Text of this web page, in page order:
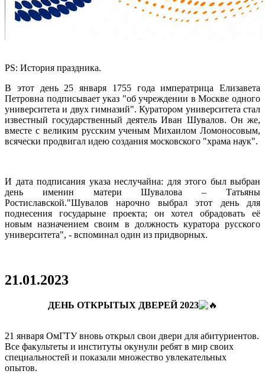
PS: История праздника.
В этот день 25 января 1755 года императрица Елизавета
Петровна подписывает указ "об учреждении в Москве одного
университета и двух гимназий". Куратором университета стал
известный государственный деятель Иван Шувалов. Он же,
вместе с великим русским ученым Михаилом Ломоносовым,
всячески продвигал идею создания московского "храма наук".
И дата подписания указа неслучайна: для этого был выбран
день именин матери Шувалова – Татьяны
Ростиславской."Шувалов нарочно выбрал этот день для
поднесения государыне проекта; он хотел обрадовать её
новым назначением своим в должность куратора русского
университета", - вспоминал один из придворных.
21.01.2023
ДЕНЬ ОТКРЫТЫХ ДВЕРЕЙ 2023
21 января ОмГТУ вновь открыл свои двери для абитуриентов.
Все факультеты и институты окунули ребят в мир своих
специальностей и показали множество увлекательных
опытов.
Images/ss5.jpg"